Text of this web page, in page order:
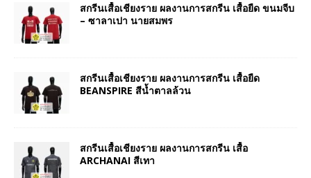
สกรีนเสื้อเชียงราย ผลงานการสกรีน เสื้อยืด ขนมจีบ
– ซาลาเปา นายสมพร
สกรีนเสื้อเชียงราย ผลงานการสกรีน เสื้อยืด
BEANSPIRE สีน้ำตาลล้วน
สกรีนเสื้อเชียงราย ผลงานการสกรีน เสื้อ
ARCHANAI สีเทา